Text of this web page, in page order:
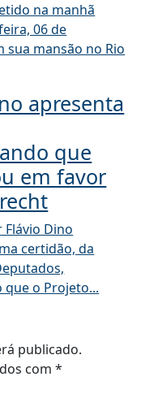
na manhã
06 de
sua mansão no Rio
apresenta
que
em favor
Dino
certidão, da
o Projeto...
publicado.
com *